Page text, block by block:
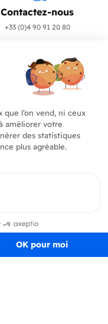
Contactez-nous
+33 (0)4 90 91 20 80